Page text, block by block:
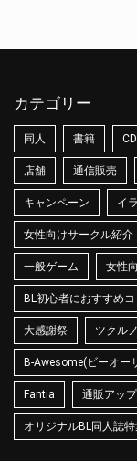
カテゴリー
同人 書籍
店舗 通信販売
キャンペーン イ
女性向けサークル紹介
一般ゲーム 女性
BL初心者におすすめコ
大感謝祭 ツクル
B-Awesome(ビーオー
Fantia 通販アッ
オリジナルBL同人誌